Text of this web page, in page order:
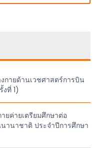
กายด้านเวชศาสตร์การบิน
ที่ 1)
ยค่ายเตรียมศึกษาต่อ
านาชาติ ประจำปีการศึกษา